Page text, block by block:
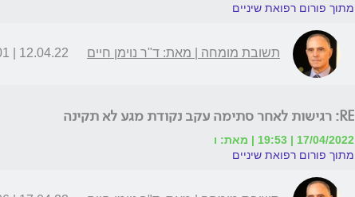
מתוך פורום רפואת שיניים
תשובת מומחה | מאת: ד"ר נוימן חיים 12.04.22 | 13:01
RE: רגישות לאחר סתימה עקב נקודת מגע לא תקינה
17/04/2022 | 19:53 | מאת: ו
מתוך פורום רפואת שיניים